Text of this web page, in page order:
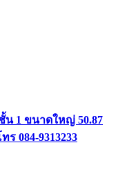
1 ขนาดใหญ่ 50.87
084-9313233